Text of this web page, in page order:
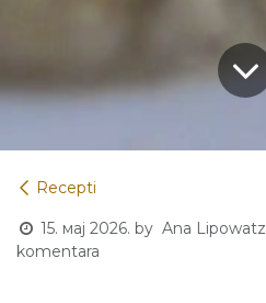
Recepti
15. мај 2026. by Ana Lipowatz
komentara